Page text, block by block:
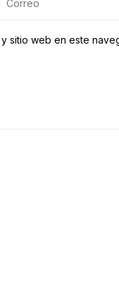
sitio web en este